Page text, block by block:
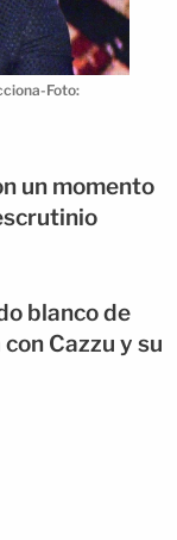
Foto:
un momento
blanco de
Cazzu y su